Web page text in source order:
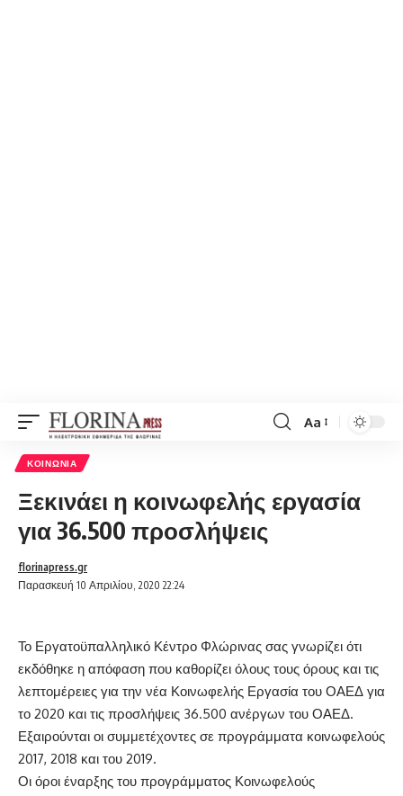
Font
Aa
ΚΟΙΝΩΝΊΑ
Ξεκινάει η κοινωφελής εργασία
για 36.500 προσλήψεις
Παρασκευή 10 Απριλίου, 2020 22:24
florinapress.gr
Το Εργατοϋπαλληλικό Κέντρο Φλώρινας σας γνωρίζει ότι
εκδόθηκε η απόφαση που καθορίζει όλους τους όρους και τις
λεπτομέρειες για την νέα Κοινωφελής Εργασία του ΟΑΕΔ για
το 2020 και τις προσλήψεις 36.500 ανέργων του ΟΑΕΔ.
Εξαιρούνται οι συμμετέχοντες σε προγράμματα κοινωφελούς
2017, 2018 και του 2019.
Οι όροι έναρξης του προγράμματος Κοινωφελούς